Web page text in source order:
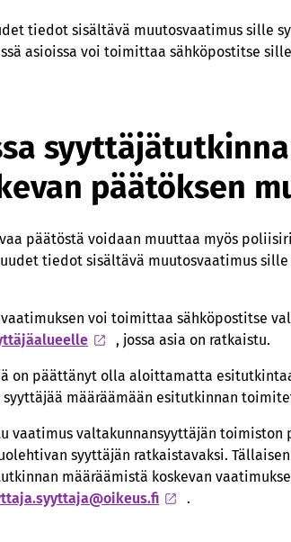
tiedot sisältävä muutosvaatimus sille
asioissa voi toimittaa sähköpostitse sille
päätöksen
päätöstä voidaan muuttaa myös
tiedot sisältävä muutosvaatimus
voi toimittaa sähköpostitse
, jossa asia on ratkaistu.
on päättänyt olla aloittamatta
määräämään esitutkinnan
vaatimus valtakunnansyyttäjän
syyttäjän ratkaistavaksi.
määräämistä koskevan
.